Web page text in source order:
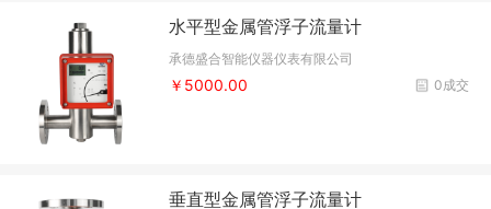
水平型金属管浮子流量计
承德盛合智能仪器仪表有限公司
0成交
￥5000.00
垂直型金属管浮子流量计